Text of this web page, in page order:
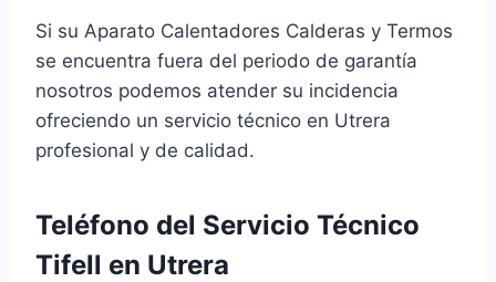
Si su Aparato Calentadores Calderas y Termos
se encuentra fuera del periodo de garantía
nosotros podemos atender su incidencia
ofreciendo un servicio técnico en Utrera
profesional y de calidad.
Teléfono del Servicio Técnico
Tifell en Utrera